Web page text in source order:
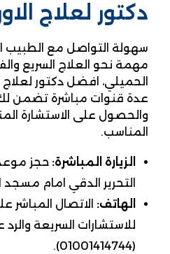
دكتور لعلاج
سهولة التواصل مع
مهمة نحو العلاج السريع
الحميلي، افضل دكتور لعلاج
عدة قنوات مباشرة تضمن
والحصول على الاستشارة
المناسب.
الزيارة المباشرة:
التحرير الدقي امام مسجد
الهاتف: الاتصال
للاستشارات السريعة
(01001414744).